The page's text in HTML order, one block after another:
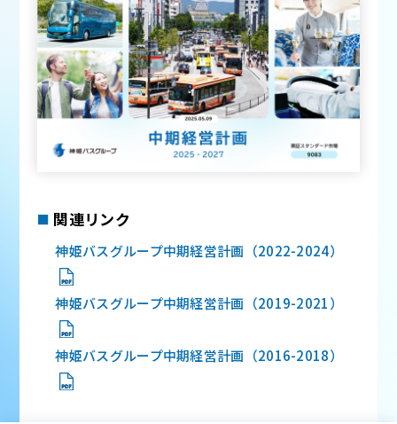
関連リンク
神姫バスグループ中期経営計画（2022-2024）
神姫バスグループ中期経営計画（2019-2021）
神姫バスグループ中期経営計画（2016-2018）